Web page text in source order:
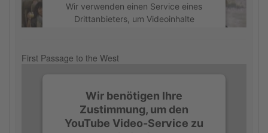
Wir verwenden einen Service eines
Drittanbieters, um Videoinhalte
Bitte lesen Sie die Details durch und
Mehr Informationen
First Passage to the West
Wir benötigen Ihre
Zustimmung, um den
YouTube Video-Service zu